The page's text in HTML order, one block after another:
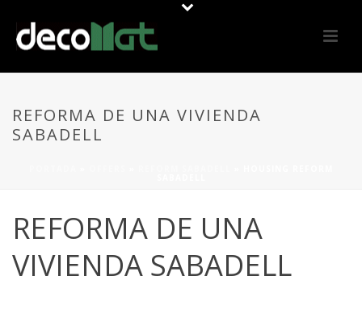
REFORMA DE UNA VIVIENDA
SABADELL
REFORMA DE UNA
VIVIENDA SABADELL